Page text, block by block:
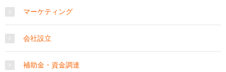
マーケティング
会社設立
補助金・資金調達